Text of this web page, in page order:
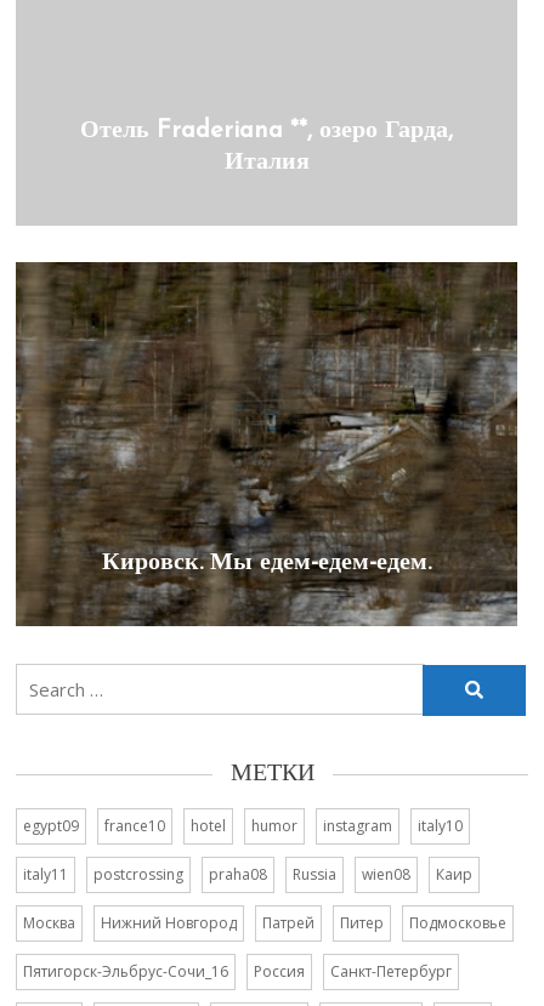
Отель Fraderiana **, озеро Гарда,
Италия
Кировск. Мы едем-едем-едем.
Search
МЕТКИ
egypt09 france10 hotel humor instagram italy10
italy11 postcrossing praha08 Russia wien08 Каир
Москва Нижний Новгород Патрей Питер Подмосковье
Пятигорск-Эльбрус-Сочи_16 Россия Санкт-Петербург